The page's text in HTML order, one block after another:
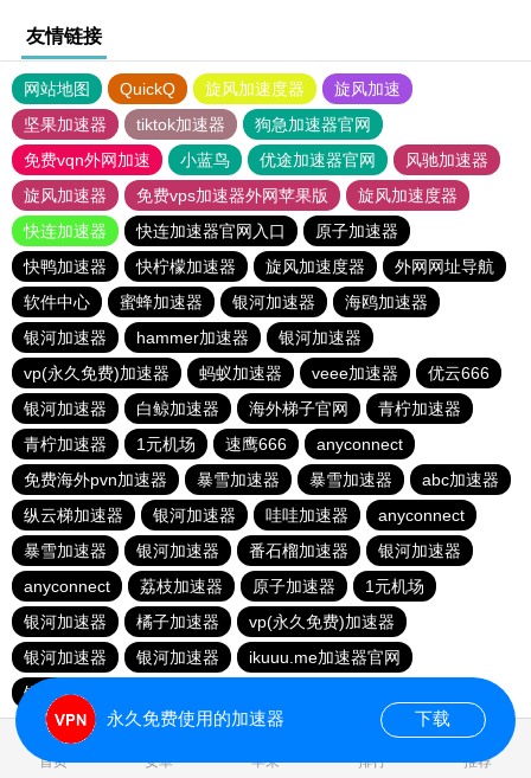
友情链接
网站地图 QuickQ 旋风加速度器
旋风加速
坚果加速器
tiktok加速器
狗急加速器官网
免费vqn外网加速
小蓝鸟 优途加速器官网
风驰加速器
旋风加速器
免费vps加速器外网苹果版
旋风加速度器
快连加速器
快连加速器官网入口
原子加速器
快鸭加速器
快柠檬加速器 旋风加速度器
外网网址导航
软件中心
蜜蜂加速器 银河加速器
海鸥加速器
银河加速器
hammer加速器
银河加速器
vp(永久免费)加速器
蚂蚁加速器 veee加速器
优云666
银河加速器
白鲸加速器 海外梯子官网
青柠加速器
青柠加速器
1元机场 速鹰666
anyconnect
免费海外pvn加速器
暴雪加速器 暴雪加速器
abc加速器
纵云梯加速器
银河加速器 哇哇加速器
anyconnect
暴雪加速器
银河加速器 番石榴加速器
银河加速器
anyconnect
荔枝加速器 原子加速器
1元机场
银河加速器
橘子加速器
vp(永久免费)加速器
银河加速器
银河加速器
ikuuu.me加速器官网
银河加速器
首页 安卓 苹果 排行 推荐
永久免费使用的加速器 下载
1.807858s